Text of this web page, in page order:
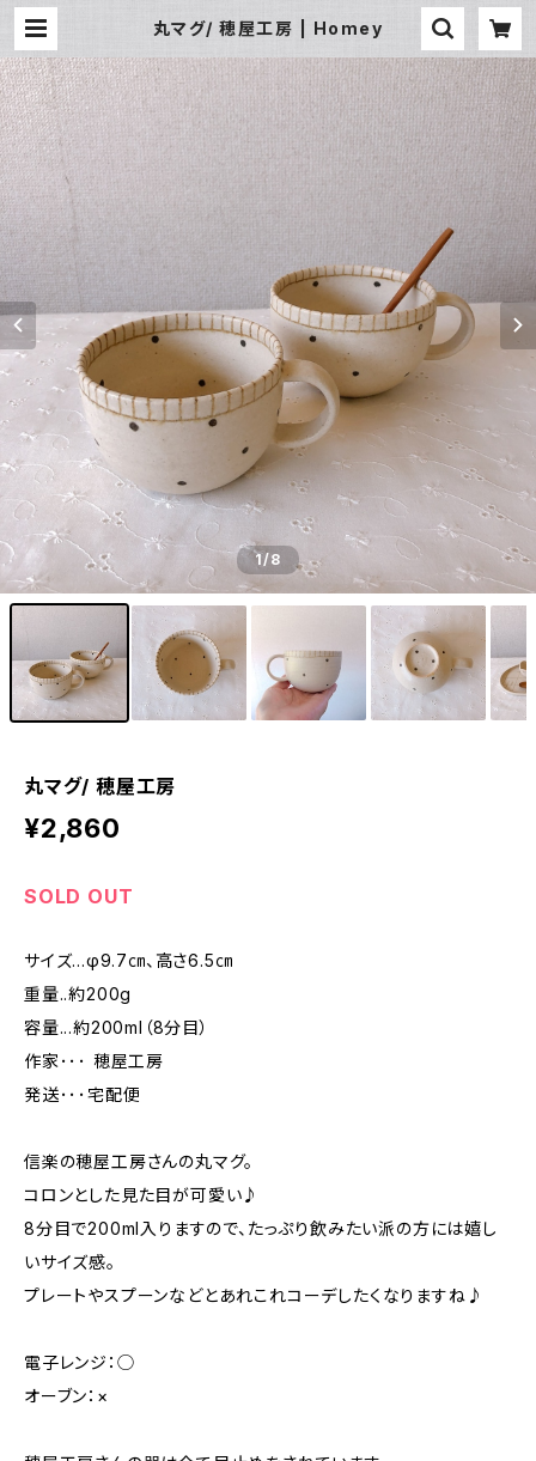
丸マグ/ 穂屋工房 | Homey
1/8
丸マグ/ 穂屋工房
¥2,860
SOLD OUT
サイズ...φ9.7㎝、高さ6.5㎝
重量..約200g
容量...約200ml（8分目）
作家･･･ 穂屋工房
発送･･･宅配便
信楽の穂屋工房さんの丸マグ。
コロンとした見た目が可愛い♪
8分目で200ml入りますので、たっぷり飲みたい派の方には嬉し
いサイズ感。
プレートやスプーンなどとあれこれコーデしたくなりますね♪
電子レンジ：◯
オーブン：×